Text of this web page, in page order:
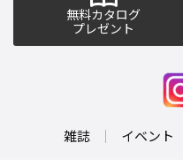
無料カタログ
プレゼント
雑誌 イベント